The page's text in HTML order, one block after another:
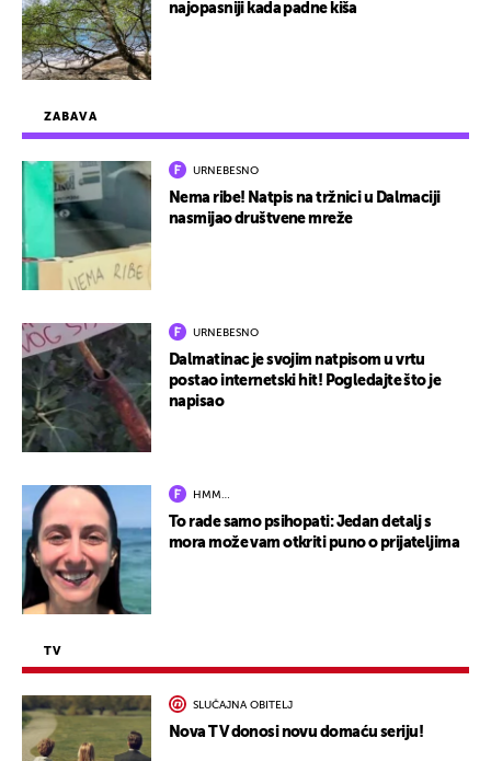
ZABAVA
URNEBESNO
Nema ribe! Natpis na tržnici u Dalmaciji
nasmijao društvene mreže
URNEBESNO
Dalmatinac je svojim natpisom u vrtu
postao internetski hit! Pogledajte što je
napisao
HMM…
To rade samo psihopati: Jedan detalj s
mora može vam otkriti puno o prijateljima
TV
SLUČAJNA OBITELJ
Nova TV donosi novu domaću seriju!
najopasniji kada padne kiša